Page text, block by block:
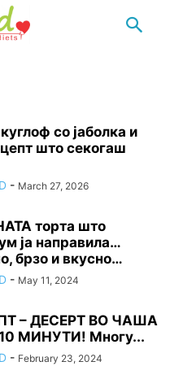
со јаболка и
што секогаш
- March 27, 2026
торта што
ја направила…
брзо и вкусно…
- May 11, 2024
– ДЕСЕРТ ВО ЧАША
МИНУТИ! Многу...
- February 23, 2024